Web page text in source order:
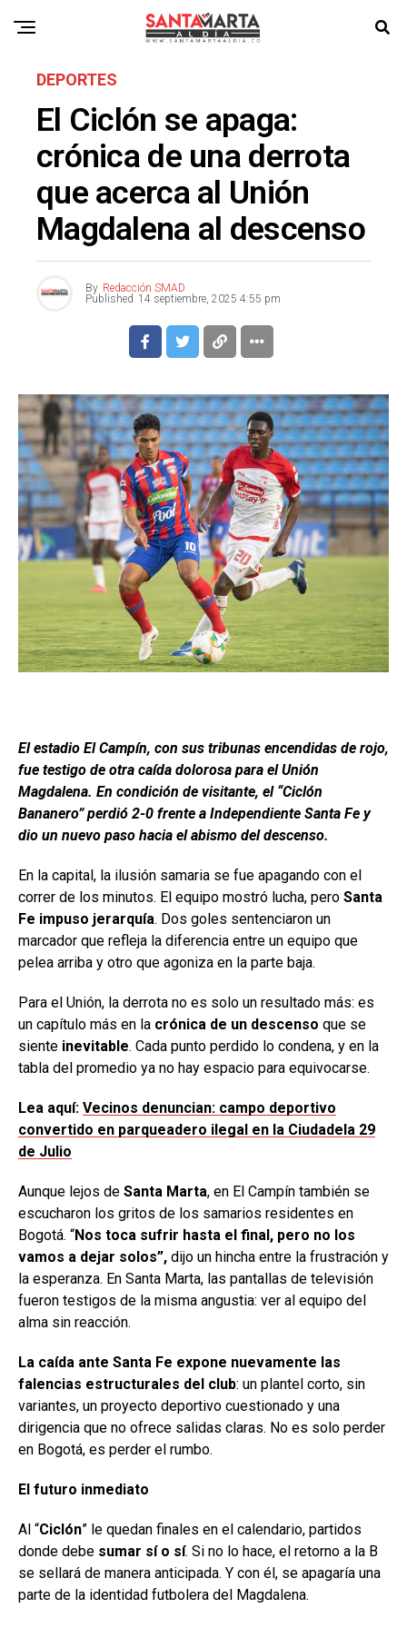
DEPORTES
El Ciclón se apaga:
crónica de una derrota
que acerca al Unión
Magdalena al descenso
By Redacción SMAD
Published 14 septiembre, 2025 4:55 pm
El estadio El Campín, con sus tribunas encendidas de rojo,
fue testigo de otra caída dolorosa para el Unión
Magdalena. En condición de visitante, el “Ciclón
Bananero” perdió 2-0 frente a Independiente Santa Fe y
dio un nuevo paso hacia el abismo del descenso.
En la capital, la ilusión samaria se fue apagando con el
correr de los minutos. El equipo mostró lucha, pero Santa
Fe impuso jerarquía. Dos goles sentenciaron un
marcador que refleja la diferencia entre un equipo que
pelea arriba y otro que agoniza en la parte baja.
Para el Unión, la derrota no es solo un resultado más: es
un capítulo más en la crónica de un descenso que se
siente inevitable. Cada punto perdido lo condena, y en la
tabla del promedio ya no hay espacio para equivocarse.
Lea aquí: Vecinos denuncian: campo deportivo
convertido en parqueadero ilegal en la Ciudadela 29
de Julio
Aunque lejos de Santa Marta, en El Campín también se
escucharon los gritos de los samarios residentes en
Bogotá. “Nos toca sufrir hasta el final, pero no los
vamos a dejar solos”, dijo un hincha entre la frustración y
la esperanza. En Santa Marta, las pantallas de televisión
fueron testigos de la misma angustia: ver al equipo del
alma sin reacción.
La caída ante Santa Fe expone nuevamente las
falencias estructurales del club: un plantel corto, sin
variantes, un proyecto deportivo cuestionado y una
dirigencia que no ofrece salidas claras. No es solo perder
en Bogotá, es perder el rumbo.
El futuro inmediato
Al “Ciclón” le quedan finales en el calendario, partidos
donde debe sumar sí o sí. Si no lo hace, el retorno a la B
se sellará de manera anticipada. Y con él, se apagaría una
parte de la identidad futbolera del Magdalena.